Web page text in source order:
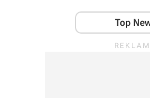
Top